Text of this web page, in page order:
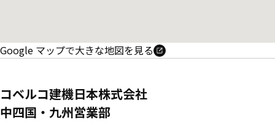
Google マップで大きな地図を見る
コベルコ建機日本株式会社
中四国・九州営業部